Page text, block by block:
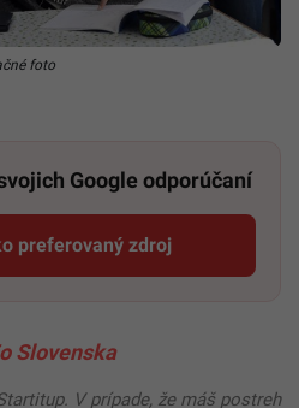
foto
Google odporúčaní
preferovaný zdroj
Startitup, odkaz sa otvorí v
Slovenska
V prípade, že máš postreh